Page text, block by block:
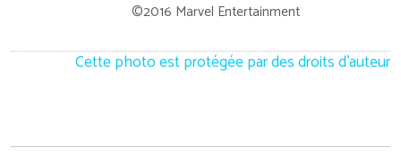
©2016 Marvel Entertainment
Cette photo est protégée par des droits d'auteur